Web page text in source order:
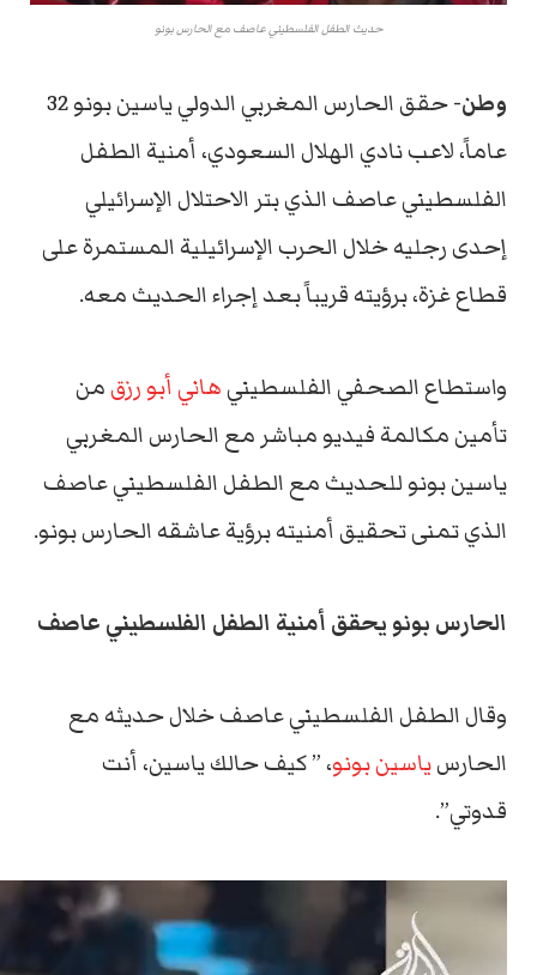
حديث الطفل الفلسطيني عاصف مع الحارس بونو
وطن-
حقق الحارس المغربي الدولي ياسين بونو 32
عاماً، لاعب نادي الهلال السعودي، أمنية الطفل
الفلسطيني عاصف الذي بتر الاحتلال الإسرائيلي
إحدى رجليه خلال الحرب الإسرائيلية المستمرة على
قطاع غزة، برؤيته قريباً بعد إجراء الحديث معه.
واستطاع الصحفي الفلسطينيهاني أبو رزقمن
تأمين مكالمة فيديو مباشر مع الحارس المغربي
ياسين بونو للحديث مع الطفل الفلسطيني عاصف
الذي تمنى تحقيق أمنيته برؤية عاشقه الحارس بونو.
الحارس بونو يحقق أمنية الطفل الفلسطيني عاصف
وقال الطفل الفلسطيني عاصف خلال حديثه مع
الحارسياسين بونو، ” كيف حالك ياسين، أنت
قدوتي”.